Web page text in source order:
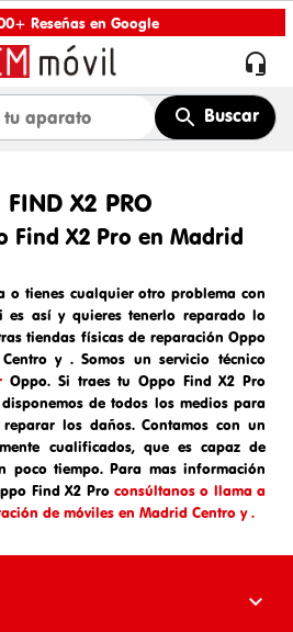
Reseñas en Google

Buscar
FIND X2 PRO
Find X2 Pro en Madrid
o tienes cualquier otro problema con
es así y quieres tenerlo reparado lo
tiendas físicas de reparación Oppo
y . Somos unservicio técnico
Oppo. Si traes tu Oppo Find X2 Pro
de todos los medios para
los daños. Contamos con un
cualificados, que es capaz de
poco tiempo. Para mas información
Find X2 Pro consúltanos o llama a
de móviles en Madrid Centro y .
